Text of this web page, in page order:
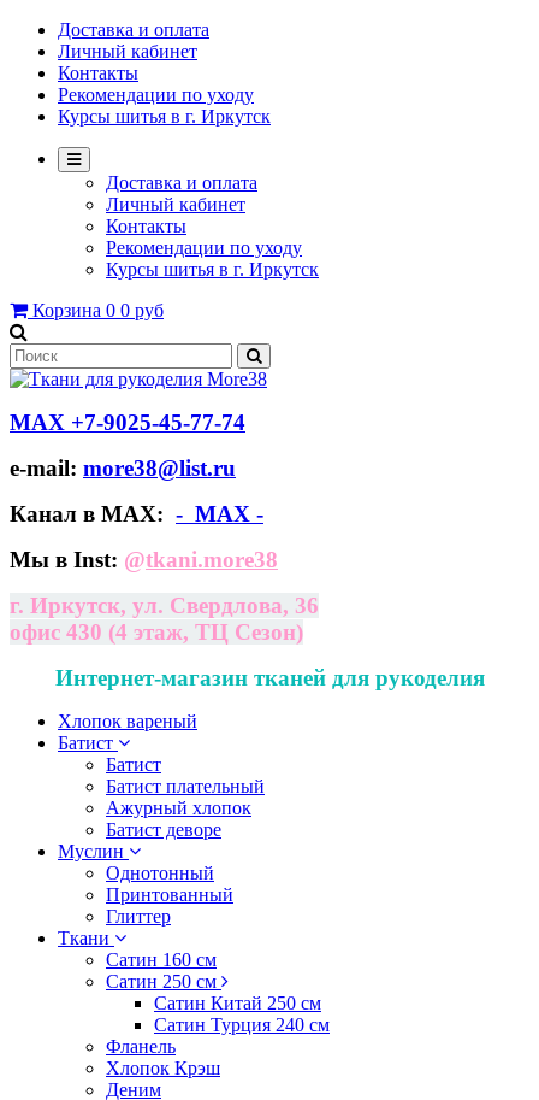
Доставка и оплата
Личный кабинет
Контакты
Рекомендации по уходу
Курсы шитья в г. Иркутск
Доставка и оплата
Личный кабинет
Контакты
Рекомендации по уходу
Курсы шитья в г. Иркутск
Корзина 0 0 руб
МАХ +7-9025-45-77-74
e-mail: more38@list.ru
Канал в МАХ: - МАХ -
Мы в Inst: @tkani.more38
г. Иркутск, ул. Свердлова, 36
офис 430 (4 этаж, ТЦ Сезон)
Интернет-магазин тканей для рукоделия
Хлопок вареный
Батист
Батист
Батист плательный
Ажурный хлопок
Батист деворе
Муслин
Однотонный
Принтованный
Глиттер
Ткани
Сатин 160 см
Сатин 250 см
Сатин Китай 250 см
Сатин Турция 240 см
Фланель
Хлопок Крэш
Деним